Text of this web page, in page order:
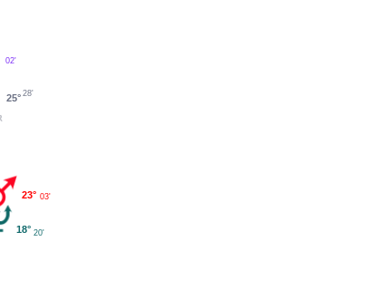
25° 28'
02'
18° 20'
23° 03'